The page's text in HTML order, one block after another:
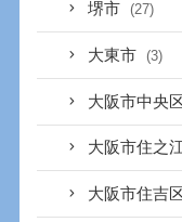
堺市 (27)
大東市 (3)
大阪市中央区
大阪市住之
大阪市住吉区